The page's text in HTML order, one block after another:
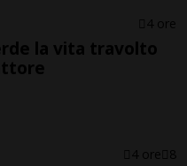
4 ore
la vita travolto
4 ore 8